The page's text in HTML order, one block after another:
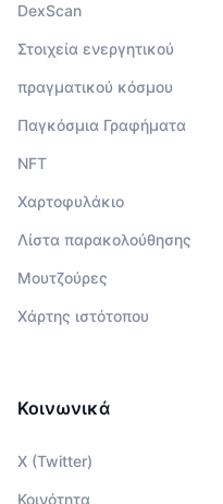
DexScan
Στοιχεία ενεργητικού
πραγματικού κόσμου
Παγκόσμια Γραφήματα
NFT
Χαρτοφυλάκιο
Λίστα παρακολούθησης
Μουτζούρες
Χάρτης ιστότοπου
Κοινωνικά
X (Twitter)
Κοινότητα